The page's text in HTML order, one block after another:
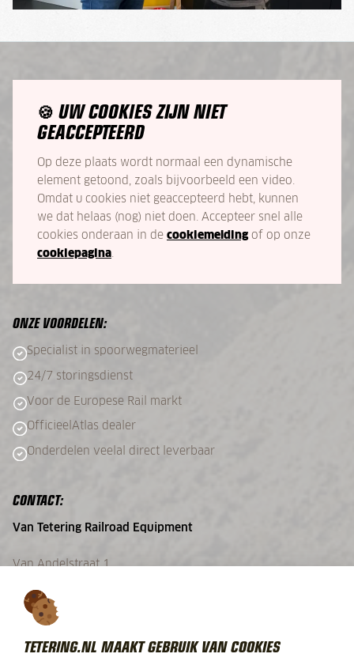
TETERING.NL MAAKT GEBRUIK VAN COOKIES
🍪 UW COOKIES ZIJN NIET
GEACCEPTEERD
Op deze plaats wordt normaal een dynamische
element getoond, zoals bijvoorbeeld een video.
Omdat u cookies niet geaccepteerd hebt, kunnen
we dat helaas (nog) niet doen. Accepteer snel alle
cookies onderaan in de cookiemeldingof op onze
cookiepagina.
ONZE VOORDELEN:
Specialist in spoorwegmaterieel
24/7 storingsdienst
Voor de Europese Rail markt
Officieel Atlas dealer
Onderdelen veelal direct leverbaar
CONTACT:
Van Tetering Railroad Equipment
Van Andelstraat 1
Ma - Vrij:
0167 - 56 48 08